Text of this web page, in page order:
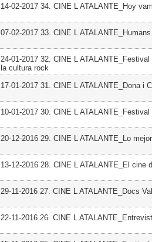
14-02-2017 34. CINE L ATALANTE_Hoy
07-02-2017 33. CINE L
24-01-2017 32. CINE L
la cultura rock
17-01-2017 31. CINE L ATALANTE_Dona i
10-01-2017 30. CINE L
20-12-2016 29. CINE L ATALANTE_Lo
13-12-2016 28. CINE L ATALANTE_El cine
29-11-2016 27. CINE L ATALANTE_Docs
22-11-2016 26. CINE L